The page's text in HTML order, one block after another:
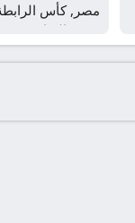
مصر, كأس
نصف النهائي